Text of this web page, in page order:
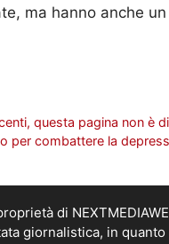
ma hanno anche
questa pagina non è
per combattere la
di
giornalistica, in